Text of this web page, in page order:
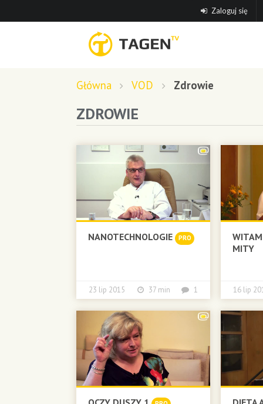
Zaloguj się
Główna VOD Zdrowie
ZDROWIE
NANOTECHNOLOGIE PRO
23 lip 2015 37 min 1
MITY
16 lip